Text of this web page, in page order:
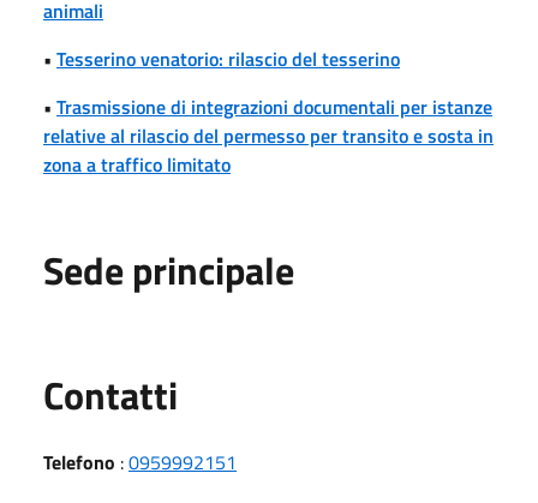
animali
• Tesserino venatorio: rilascio del tesserino
• Trasmissione di integrazioni documentali per istanze
relative al rilascio del permesso per transito e sosta in
zona a traffico limitato
Sede principale
Contatti
Telefono :0959992151